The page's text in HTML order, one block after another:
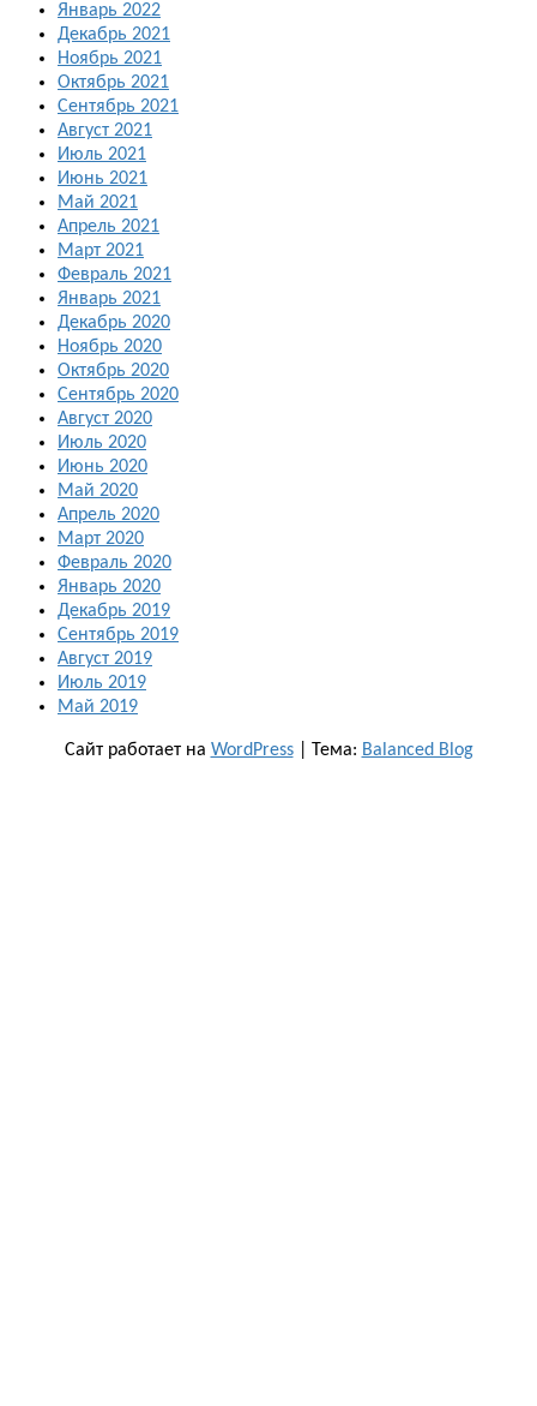
Январь 2022
Декабрь 2021
Ноябрь 2021
Октябрь 2021
Сентябрь 2021
Август 2021
Июль 2021
Июнь 2021
Май 2021
Апрель 2021
Март 2021
Февраль 2021
Январь 2021
Декабрь 2020
Ноябрь 2020
Октябрь 2020
Сентябрь 2020
Август 2020
Июль 2020
Июнь 2020
Май 2020
Апрель 2020
Март 2020
Февраль 2020
Январь 2020
Декабрь 2019
Сентябрь 2019
Август 2019
Июль 2019
Май 2019
Сайт работает на WordPress Тема: Balanced Blog